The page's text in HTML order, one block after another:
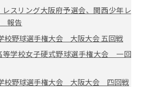
スリング大阪府予選会、関西少年レ
報告
校野球選手権大会 大阪大会 五回戦
学校女子硬式野球選手権大会 一回
校野球選手権大会 大阪大会 四回戦